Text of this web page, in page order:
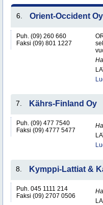
6. Orient-Occident
Puh. (09) 260 660
Faksi (09) 801 1227
7. Kährs-Finland Oy
Puh. (09) 477 7540
Faksi (09) 4777 5477
8. Kymppi-Lattiat &
Puh. 045 1111 214
Faksi (09) 2707 0506